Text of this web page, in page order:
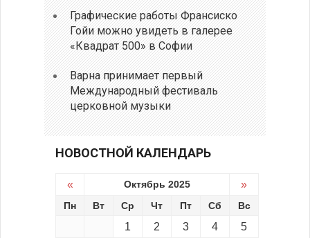
Графические работы Франсиско
Гойи можно увидеть в галерее
«Квадрат 500» в Софии
Варна принимает первый
Международный фестиваль
церковной музыки
НОВОСТНОЙ КАЛЕНДАРЬ
« Октябрь 2025 »
Пн Вт Ср Чт Пт Сб Вс
1 2 3 4 5